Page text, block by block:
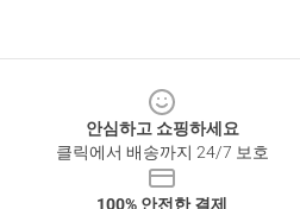
안심하고 쇼핑하세요
클릭에서 배송까지 24/7 보호
100% 안전한 결제